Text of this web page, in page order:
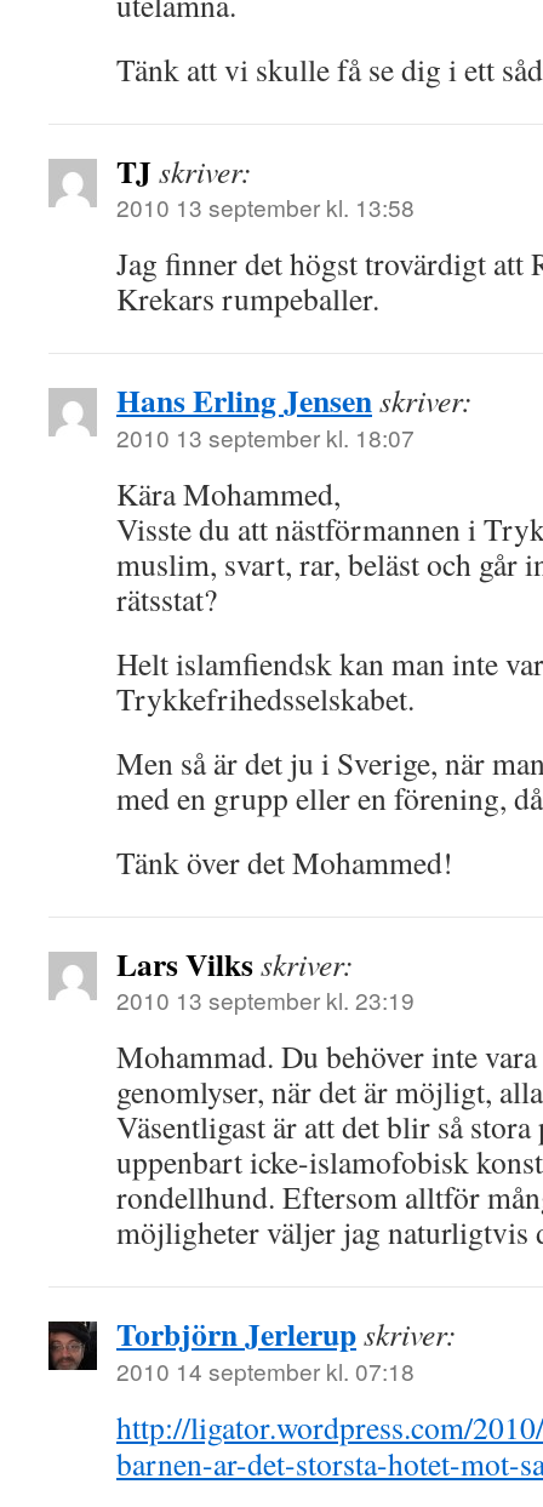
Tänk att vi skulle få se dig i ett
TJskriver:
2010 13 september kl. 13:58
Jag finner det högst trovärdigt att
Krekars rumpeballer.
Hans Erling Jensenskriver:
2010 13 september kl. 18:07
Kära Mohammed,
Visste du att nästförmannen i
muslim, svart, rar, beläst och går
rätsstat?
Helt islamfiendsk kan man inte
Trykkefrihedsselskabet.
Men så är det ju i Sverige, när
med en grupp eller en förening,
Tänk över det Mohammed!
Lars Vilksskriver:
2010 13 september kl. 23:19
Mohammad. Du behöver inte
genomlyser, när det är möjligt,
Väsentligast är att det blir så
uppenbart icke-islamofobisk
rondellhund. Eftersom alltför
möjligheter väljer jag naturligtvis
Torbjörn Jerlerupskriver:
2010 14 september kl. 07:18
http://ligator.wordpress.com/
barnen-ar-det-storsta-hotet-mot-